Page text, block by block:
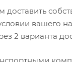
доставить
вашего
2 варианта